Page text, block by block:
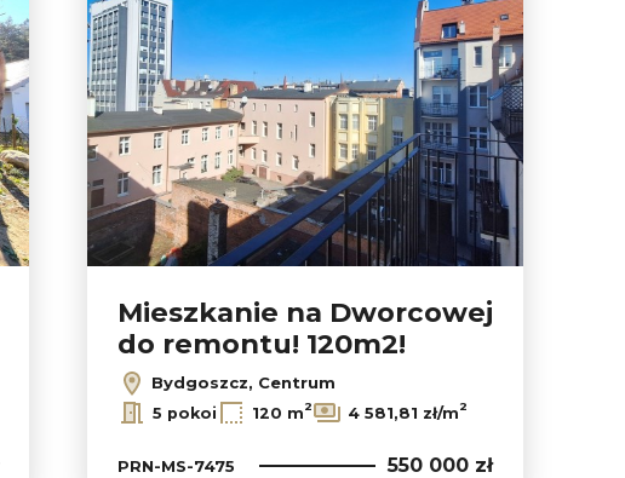
Mieszkanie na Dworcowej
do remontu! 120m2!
Bydgoszcz, Centrum
5 pokoi 120 m2 4 581,81 zł/m2
PRN-MS-7475 550 000 zł